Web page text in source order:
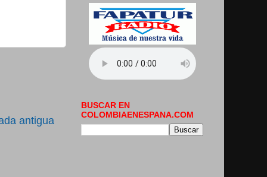
antigua
BUSCAR EN
COLOMBIAENESPANA.COM